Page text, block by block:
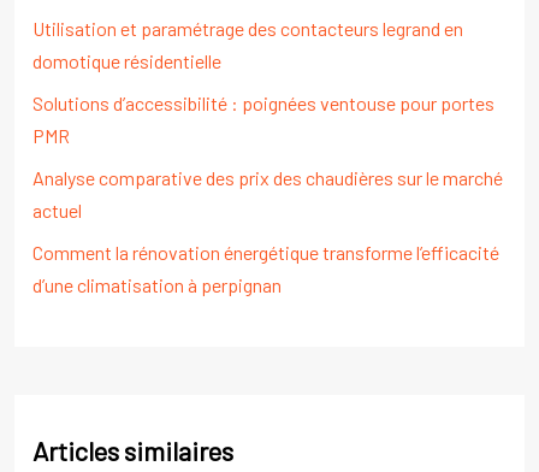
Utilisation et paramétrage des contacteurs legrand en
domotique résidentielle
Solutions d’accessibilité : poignées ventouse pour portes
PMR
Analyse comparative des prix des chaudières sur le marché
actuel
Comment la rénovation énergétique transforme l’efficacité
d’une climatisation à perpignan
Articles similaires